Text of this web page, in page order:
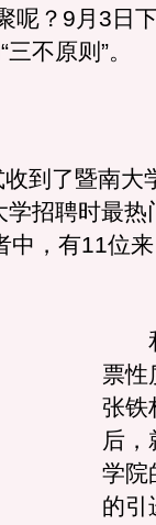
呢？9月3日
不原则”。
到了暨南大
招聘时最热
中，有11位
和
票性
张铁
后，
学院
的引